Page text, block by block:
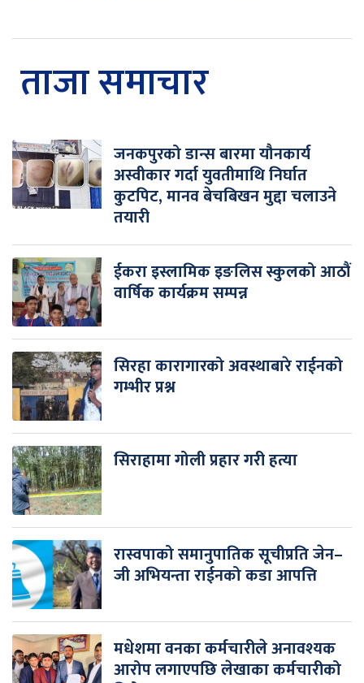
ताजा समाचार
जनकपुरको डान्स बारमा यौनकार्य
अस्वीकार गर्दा युवतीमाथि निर्घात
कुटपिट, मानव बेचबिखन मुद्दा चलाउने
तयारी
ईकरा इस्लामिक इङलिस स्कुलको आठौं
वार्षिक कार्यक्रम सम्पन्न
सिरहा कारागारको अवस्थाबारे राईनको
गम्भीर प्रश्न
सिराहामा गोली प्रहार गरी हत्या
रास्वपाको समानुपातिक सूचीप्रति जेन–
जी अभियन्ता राईनको कडा आपत्ति
मधेशमा वनका कर्मचारीले अनावश्यक
आरोप लगाएपछि लेखाका कर्मचारीको